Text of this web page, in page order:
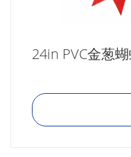
24in PVC金葱